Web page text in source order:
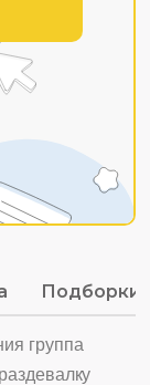
Подборки
группа